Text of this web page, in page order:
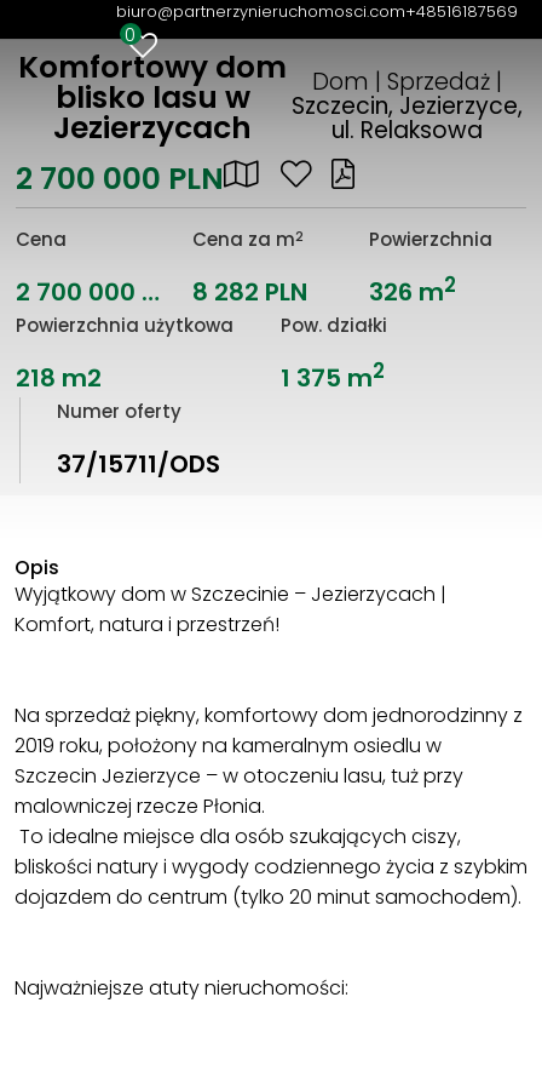
biuro@partnerzynieruchomosci.com+48516187569
0
Komfortowy dom
blisko lasu w
Jezierzycach
Dom | Sprzedaż |
Szczecin, Jezierzyce,
ul. Relaksowa
2 700 000 PLN
Cena
2 700 000 PLN
Cena za m2
8 282 PLN
Powierzchnia
326 m2
Powierzchnia użytkowa
218 m2
Pow. działki
1 375 m2
Numer oferty
37/15711/ODS
Opis
Wyjątkowy dom w Szczecinie – Jezierzycach |
Komfort, natura i przestrzeń!
Na sprzedaż piękny, komfortowy dom jednorodzinny z
2019 roku, położony na kameralnym osiedlu w
Szczecin Jezierzyce – w otoczeniu lasu, tuż przy
malowniczej rzecze Płonia.
To idealne miejsce dla osób szukających ciszy,
bliskości natury i wygody codziennego życia z szybkim
dojazdem do centrum (tylko 20 minut samochodem).
Najważniejsze atuty nieruchomości: